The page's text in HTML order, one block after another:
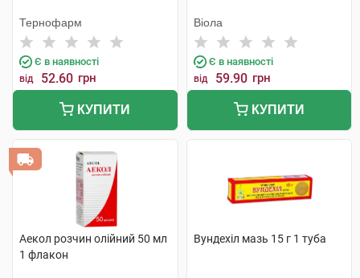
Тернофарм
Є в наявності
від 52.60 грн
КУПИТИ
Віола
Є в наявності
від 59.90 грн
КУПИТИ
Аекол розчин олійний 50 мл
1 флакон
Вундехіл мазь 15 г 1 туба